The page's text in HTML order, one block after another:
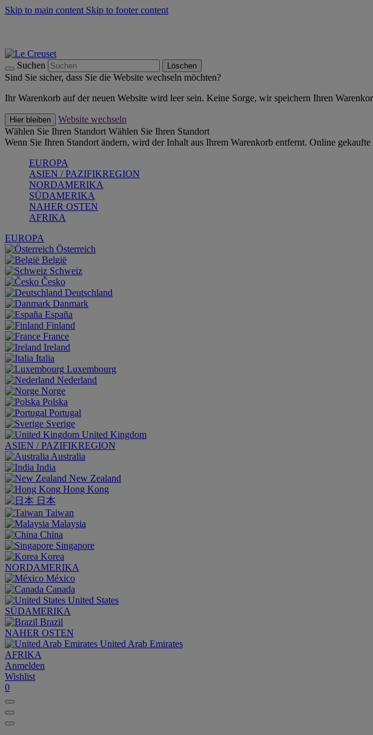
Skip to main content Skip to footer content
Suchen Löschen
Sind Sie sicher, dass Sie die Website wechseln möchten?
Ihr Warenkorb auf der neuen Website wird leer sein. Keine Sorge, wir speichern Ihren
Hier bleiben
Website wechseln
Wählen Sie Ihren Standort Wählen Sie Ihren Standort
Wenn Sie Ihren Standort ändern, wird der Inhalt aus Ihrem Warenkorb entfernt. Online
EUROPA
ASIEN / PAZIFIKREGION
NORDAMERIKA
SÜDAMERIKA
NAHER OSTEN
AFRIKA
EUROPA
Österreich
België
Schweiz
Česko
Deutschland
Danmark
España
Finland
France
Ireland
Italia
Luxembourg
Nederland
Norge
Polska
Portugal
Sverige
United Kingdom
ASIEN / PAZIFIKREGION
Australia
India
New Zealand
Hong Kong
日本
Taiwan
Malaysia
China
Singapore
Korea
NORDAMERIKA
México
Canada
United States
SÜDAMERIKA
Brazil
NAHER OSTEN
United Arab Emirates
AFRIKA
Anmelden
Wishlist
0